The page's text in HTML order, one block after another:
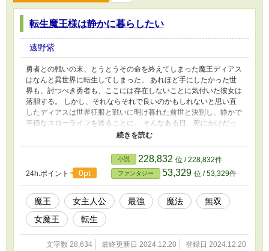
転生魔王様は静かに暮らしたい
遠野紫
勇者との戦いの末、とうとうその命を終えてしまった魔王ディアス
はなんと異世界に転生してしまった。 あれほど手にしたかった世
界も、討つべき勇者も、ここには存在しないことに気付いた彼女は
落胆する。 しかし、それならそれで良いのかもしれないと思い直
したディアスは世界征服と戦いに明け暮れた前世と決別し、静かで
平穏なスローライフを送ることに。 そんなある日、死にかけだっ
た破邪の巫女を救ったことで彼女のスローライフは終わりを迎えて
われる事態に。 はたして、ディアスが静かに暮らせる時は本当に
来るのだろうか……。
24h.ポイント
0pt
小説 228,832 位 / 228,832件
ファンタジー 53,329 位 / 53,329件
魔王 女主人公 最強 魔法
無双
女魔王
転生
文字数 28,634 最終更新日 2024.12.20 登録日 2024.12.20